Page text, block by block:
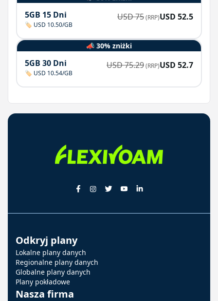
5GB 15 Dni
🏷️ USD 10.50/GB
USD75(RRP)USD 52.5
📣 30% zniżki
5GB 30 Dni
🏷️ USD 10.54/GB
USD75.29(RRP)USD 52.7
Odkryj plany
Lokalne plany danych
Regionalne plany danych
Globalne plany danych
Plany pokładowe
Nasza firma